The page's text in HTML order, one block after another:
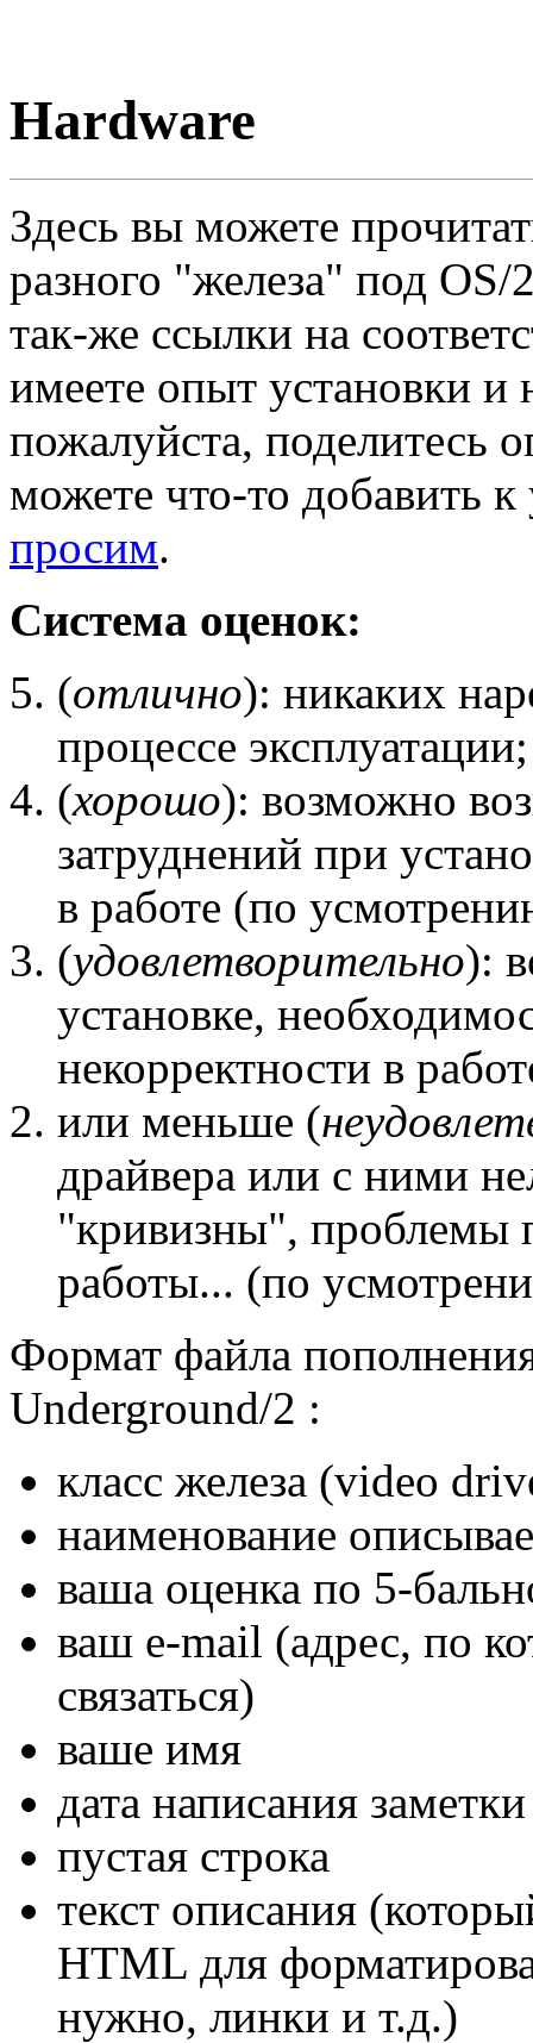
Hardware
Здесь вы можете
разного "железа" под OS/
так-же ссылки на
имеете опыт установки и
пожалуйста, поделитесь
можете что-то добавить
просим.
Система оценок:
(отлично): никаких
процессе эксплуатации;
(хорошо): возможно
затруднений при
в работе (по
(удовлетворительно):
установке,
некорректности в
или меньше (
драйвера или с ними
"кривизны", проблемы
работы... (по
Формат файла
Underground/2 :
класс железа (video
наименование
ваша оценка по 5-
ваш e-mail (адрес, по
связаться)
ваше имя
дата написания заметки
пустая строка
текст описания
HTML для
нужно, линки и т.д.)